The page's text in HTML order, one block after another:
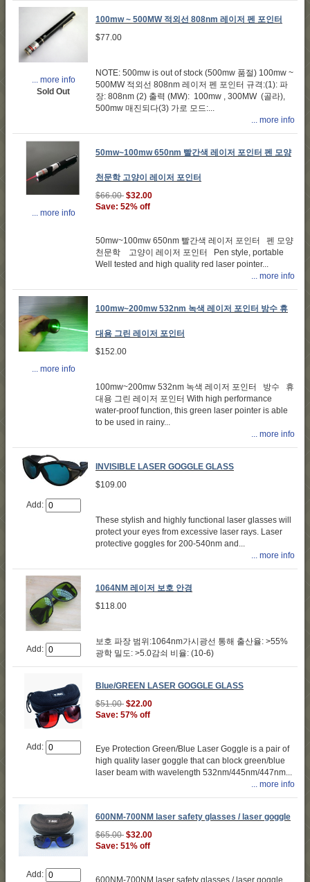
... more info
Sold Out
100mw ~ 500MW 적외선 808nm 레이저 펜 포인터
$77.00
NOTE: 500mw is out of stock (500mw 품절) 100mw ~
500MW 적외선 808nm 레이저 펜 포인터 규격:(1): 파
장: 808nm (2) 출력 (MW): 100mw , 300MW (골라),
500mw 매진되다(3) 가로 모드:...
... more info
... more info
50mw~100mw 650nm 빨간색 레이저 포인터 펜 모양
천문학 고양이 레이저 포인터
$66.00 $32.00
Save: 52% off
50mw~100mw 650nm 빨간색 레이저 포인터 펜 모양
천문학 고양이 레이저 포인터 Pen style, portable
Well tested and high quality red laser pointer...
... more info
... more info
100mw~200mw 532nm 녹색 레이저 포인터 방수 휴
대용 그린 레이저 포인터
$152.00
100mw~200mw 532nm 녹색 레이저 포인터 방수 휴
대용 그린 레이저 포인터 With high performance
water-proof function, this green laser pointer is able
to be used in rainy...
... more info
Add:
INVISIBLE LASER GOGGLE GLASS
$109.00
These stylish and highly functional laser glasses will
protect your eyes from excessive laser rays. Laser
protective goggles for 200-540nm and...
... more info
Add:
1064NM 레이저 보호 안경
$118.00
보호 파장 범위:1064nm가시광선 통해 출산율: >55%
광학 밀도: >5.0감쇠 비율: (10-6)
Add:
Blue/GREEN LASER GOGGLE GLASS
$51.00 $22.00
Save: 57% off
Eye Protection Green/Blue Laser Goggle is a pair of
high quality laser goggle that can block green/blue
laser beam with wavelength 532nm/445nm/447nm...
... more info
Add:
600NM-700NM laser safety glasses / laser goggle
$65.00 $32.00
Save: 51% off